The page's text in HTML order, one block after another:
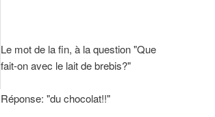
Le mot de la fin, à la question "Que
fait-on avec le lait de brebis?"
Réponse: "du chocolat!!"